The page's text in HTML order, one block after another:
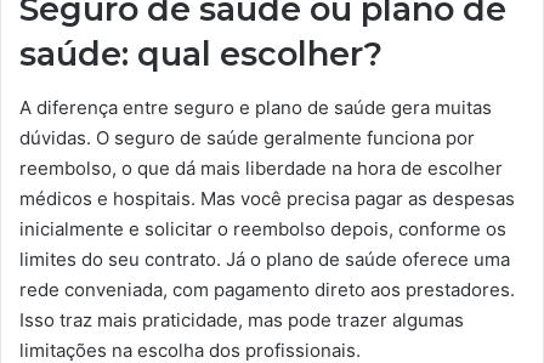
Seguro de saúde ou plano de
saúde: qual escolher?
A diferença entre seguro e plano de saúde gera muitas
dúvidas. O seguro de saúde geralmente funciona por
reembolso, o que dá mais liberdade na hora de escolher
médicos e hospitais. Mas você precisa pagar as despesas
inicialmente e solicitar o reembolso depois, conforme os
limites do seu contrato. Já o plano de saúde oferece uma
rede conveniada, com pagamento direto aos prestadores.
Isso traz mais praticidade, mas pode trazer algumas
limitações na escolha dos profissionais.